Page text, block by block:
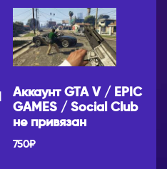
Аккаунт GTA V / EPIC
GAMES / Social Club
не привязан
750₽